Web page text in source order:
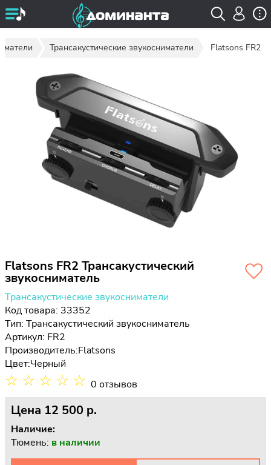
Трансакустические звукосниматели Flatsons FR2
Flatsons FR2 Трансакустический
звукосниматель
Трансакустические звукосниматели
Код товара: 33352
Тип: Трансакустический звукосниматель
Артикул: FR2
Производитель:Flatsons
Цвет:Черный
☆ ☆ ☆ ☆ ☆ 0 отзывов
Цена 12 500 p.
Наличие:
Тюмень: в наличии